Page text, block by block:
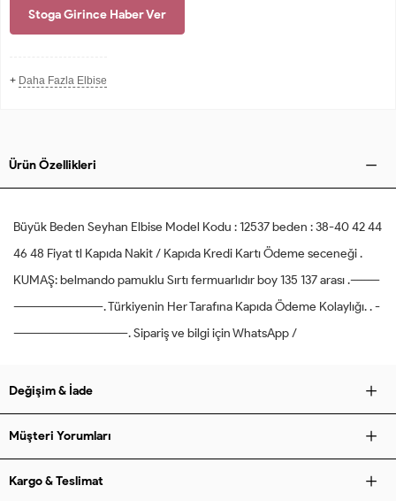
Stoga Girince Haber Ver
+ Daha Fazla Elbise
Ürün Özellikleri
Büyük Beden Seyhan Elbise Model Kodu : 12537 beden : 38-40 42 44
46 48 Fiyat tl Kapıda Nakit / Kapıda Kredi Kartı Ödeme seceneği .
KUMAŞ: belmando pamuklu Sırtı fermuarlıdır boy 135 137 arası .--------
-------------------------. Türkiyenin Her Tarafına Kapıda Ödeme Kolaylığı. . -
--------------------------------. Sipariş ve bilgi için WhatsApp /
Değişim & İade
Müşteri Yorumları
Kargo & Teslimat